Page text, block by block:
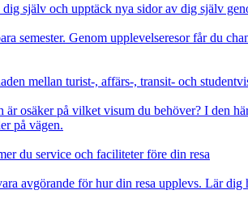
själv och upptäck nya sidor av dig själv
semester. Genom upplevelseresor får du
mellan turist-, affärs-, transit- och
är osäker på vilket visum du behöver? I den
på vägen.
du service och faciliteter före din resa
avgörande för hur din resa upplevs. Lär